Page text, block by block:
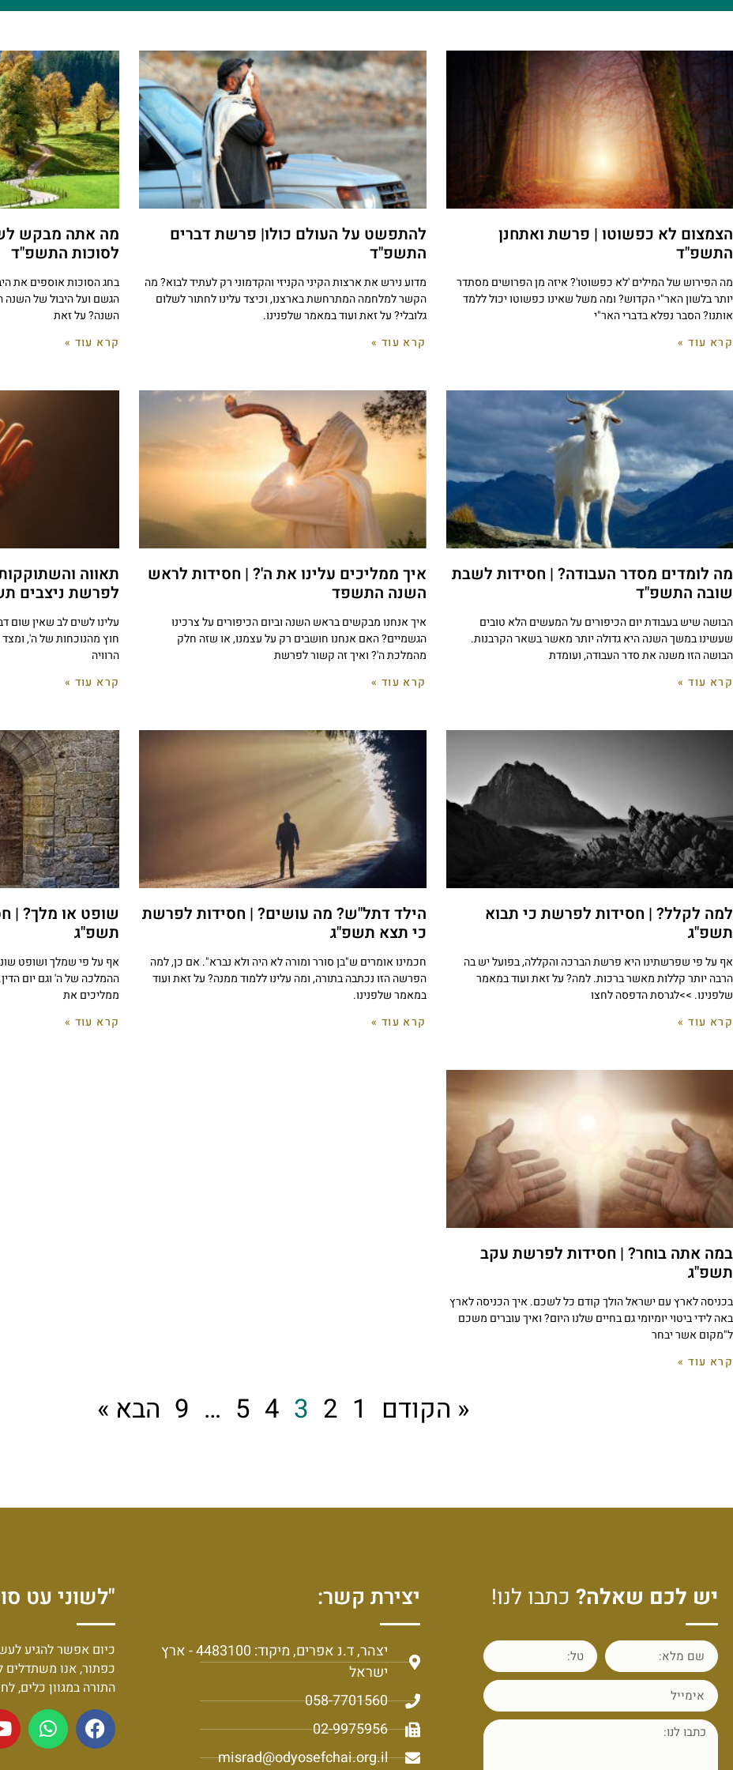
הצמצום לא כפשוטו | פרשת ואתחנן
התשפ"ד
מה הפירוש של המילים 'לא כפשוטו'? איזה מן הפרושים מסתדר
יותר בלשון האר"י הקדוש? ומה משל שאינו כפשוטו יכול ללמד
אותנו? הסבר נפלא בדברי האר"י
קרא עוד »
להתפשט על העולם כולו| פרשת דברים
התשפ"ד
מדוע נירש את ארצות הקיני הקניזי והקדמוני רק לעתיד לבוא? מה
הקשר למלחמה המתרחשת בארצנו, וכיצד עלינו לחתור לשלום
גלובלי? על זאת ועוד במאמר שלפנינו.
קרא עוד »
מה אתה מבקש
לסוכות התשפ"ד
בחג הסוכות אוספים את
הגשם ועל היבול של השנה
השנה? על זאת
קרא עוד »
מה לומדים מסדר העבודה? | חסידות לשבת
שובה התשפ"ד
הבושה שיש בעבודת יום הכיפורים על המעשים הלא טובים
שעשינו במשך השנה היא גדולה יותר מאשר בשאר הקרבנות.
הבושה הזו משנה את סדר העבודה, ועומדת
קרא עוד »
איך ממליכים עלינו את ה'? | חסידות לראש
השנה התשפד
איך אנחנו מבקשים בראש השנה וביום הכיפורים על צרכינו
הגשמיים? האם אנחנו חושבים רק על עצמנו, או שזה חלק
מהמלכת ה'? ואיך זה קשור לפרשת
קרא עוד »
תאווה
לפרשת ניצבים
עלינו לשים לב שאין שום
חוץ מהנוכחות של ה',
הרוויה
קרא עוד »
למה לקלל? | חסידות לפרשת כי תבוא
תשפ"ג
אף על פי שפרשתינו היא פרשת הברכה והקללה, בפועל יש בה
הרבה יותר קללות מאשר ברכות. למה? על זאת ועוד במאמר
שלפנינו. >>לגרסת הדפסה לחצו
קרא עוד »
הילד דתל"ש? מה עושים? | חסידות לפרשת
כי תצא תשפ"ג
חכמינו אומרים ש"בן סורר ומורה לא היה ולא נברא". אם כן, למה
הפרשה הזו נכתבה בתורה, ומה עלינו ללמוד ממנה? על זאת ועוד
במאמר שלפנינו.
קרא עוד »
שופט או מלך? |
תשפ"ג
אף על פי שמלך ושופט
ההמלכה של ה' וגם יום
ממליכים את
קרא עוד »
במה אתה בוחר? | חסידות לפרשת עקב
תשפ"ג
בכניסה לארץ עם ישראל הולך קודם כל לשכם. איך הכניסה לארץ
באה לידי ביטוי יומיומי גם בחיים שלנו היום? ואיך עוברים משכם
ל"מקום אשר יבחר
קרא עוד »
« הקודם 1
2
3
4
5
…
9 הבא »
יש לכם שאלה? כתבו לנו! יצירת קשר:
יצהר, ד.נ אפרים, מיקוד: 4483100 - ארץ
ישראל
058-7701560
02-9975956
misrad@odyosefchai.org.il
"לשוני עט
כיום אפשר להגיע
כפתור, אנו
התורה במגוון כלים,